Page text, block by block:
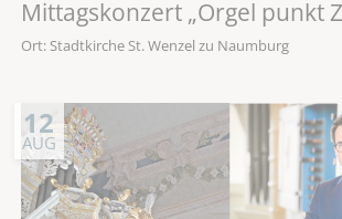
Mittagskonzert „Orgel punkt
Ort: Stadtkirche St. Wenzel zu Naumburg
12
AUG